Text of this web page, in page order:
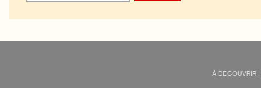
À DÉCOUVRIR :